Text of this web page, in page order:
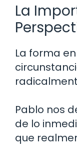
La
La forma
Pablo nos
de lo
que